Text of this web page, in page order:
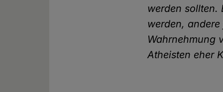
werden sollten.
werden,
Wahrnehmung
Atheisten eher